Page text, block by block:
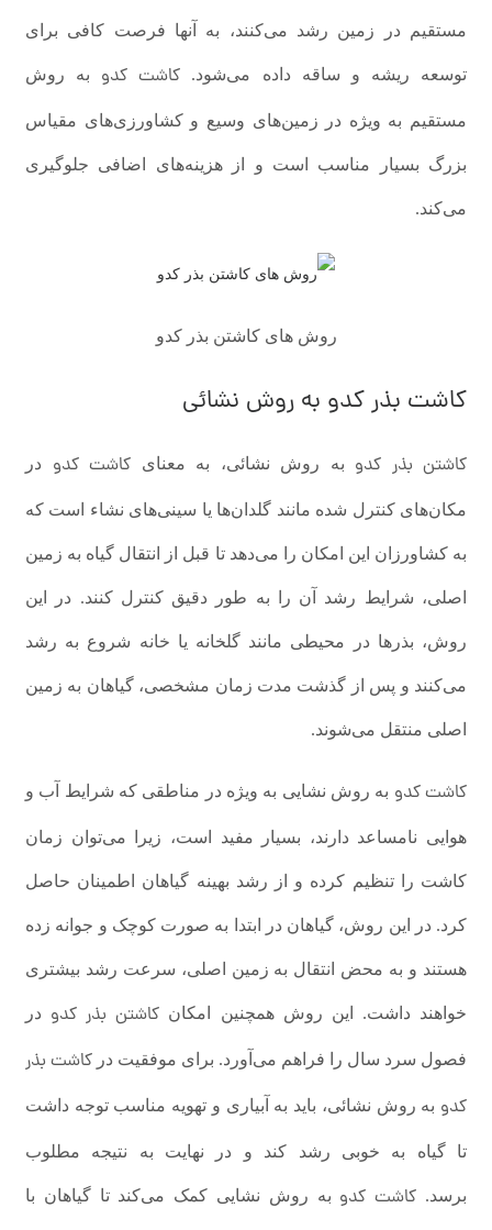
مستقیم در زمین رشد می‌کنند، به آنها فرصت کافی برای
توسعه ریشه و ساقه داده می‌شود. کاشت کدو به روش
مستقیم به ویژه در زمین‌های وسیع و کشاورزی‌های مقیاس
بزرگ بسیار مناسب است و از هزینه‌های اضافی جلوگیری
می‌کند.
روش های کاشتن بذر کدو
کاشت بذر کدو به روش نشائی
کاشتن بذر کدو به روش نشائی، به معنای کاشت کدو در
مکان‌های کنترل شده مانند گلدان‌ها یا سینی‌های نشاء است که
به کشاورزان این امکان را می‌دهد تا قبل از انتقال گیاه به زمین
اصلی، شرایط رشد آن را به طور دقیق کنترل کنند. در این
روش، بذرها در محیطی مانند گلخانه یا خانه شروع به رشد
می‌کنند و پس از گذشت مدت زمان مشخصی، گیاهان به زمین
اصلی منتقل می‌شوند.
کاشت کدو به روش نشایی به ویژه در مناطقی که شرایط آب و
هوایی نامساعد دارند، بسیار مفید است، زیرا می‌توان زمان
کاشت را تنظیم کرده و از رشد بهینه گیاهان اطمینان حاصل
کرد. در این روش، گیاهان در ابتدا به صورت کوچک و جوانه زده
هستند و به محض انتقال به زمین اصلی، سرعت رشد بیشتری
خواهند داشت. این روش همچنین امکان کاشتن بذر کدو در
فصول سرد سال را فراهم می‌آورد. برای موفقیت در کاشت بذر
کدو به روش نشائی، باید به آبیاری و تهویه مناسب توجه داشت
تا گیاه به خوبی رشد کند و در نهایت به نتیجه مطلوب
برسد. کاشت کدو به روش نشایی کمک می‌کند تا گیاهان با